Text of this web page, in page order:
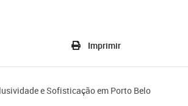
Imprimir
e Sofisticação em Porto Belo